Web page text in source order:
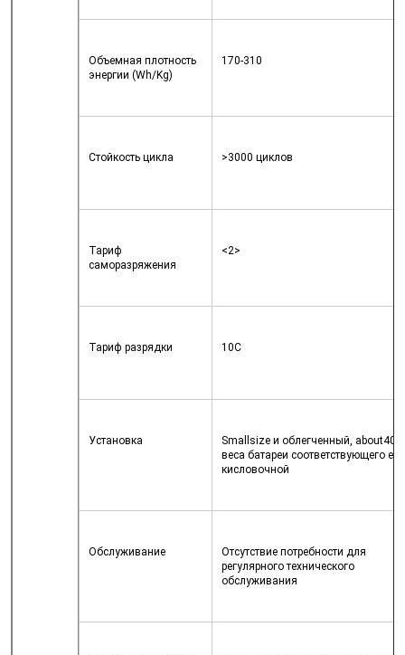
Объемная плотность
энергии (Wh/Kg)
170-310
Стойкость цикла >3000 циклов
Тариф
саморазряжения
<2>
Тариф разрядки 10C
Установка
Smallsize и облегченный,
веса батареи соответствующего
кисловочной
Обслуживание
Отсутствие потребности для
регулярного технического
обслуживания